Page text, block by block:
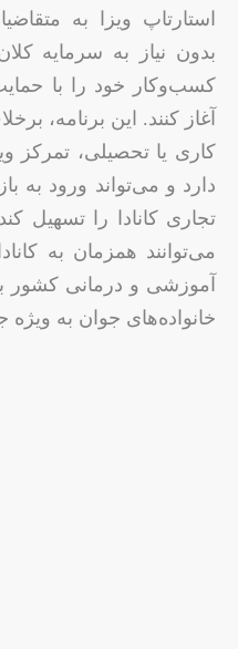
استارتاپ ویزا به
بدون نیاز به سرمایه
کسب‌وکار خود را با
آغاز کنند. این برنامه،
کاری یا تحصیلی، تمرکز
دارد و می‌تواند ورود به
تجاری کانادا را تسهیل
می‌توانند همزمان به
آموزشی و درمانی کشور
خانواده‌های جوان به